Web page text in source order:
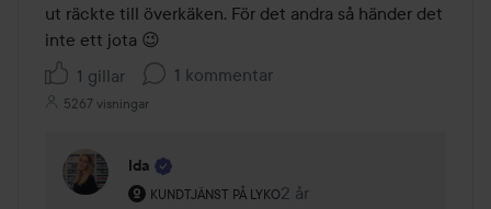
ut räckte till överkäken. För det andra så händer det
inte ett jota 😉
1 gillar
1 kommentar
5267 visningar
Ida
KUNDTJÄNST PÅ LYKO
Användarens roll: Kundtjänst på Lyko.
2 år
Kommentaren lades 2 år